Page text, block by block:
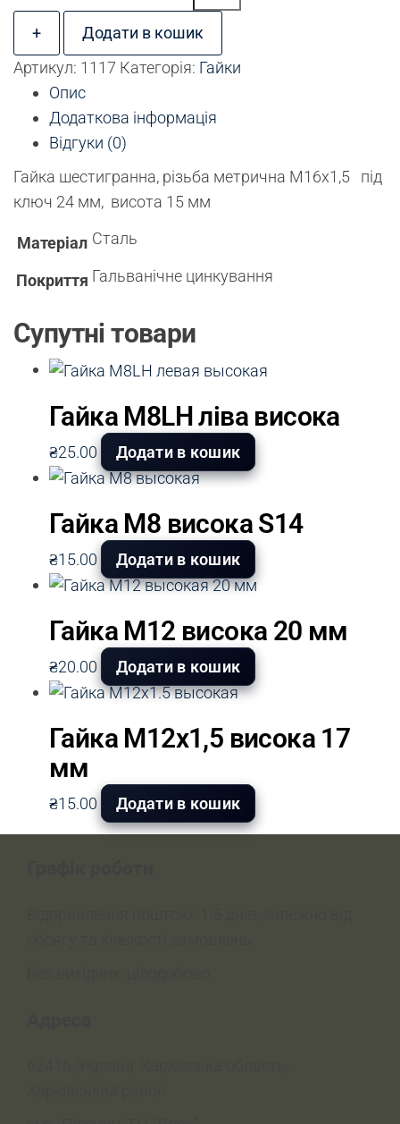
+
Додати в кошик
Артикул: 1117 Категорія: Гайки
Опис
Додаткова інформація
Відгуки (0)
Гайка шестигранна, різьба метрична М16х1,5 під
ключ 24 мм, висота 15 мм
Матеріал Сталь
Покриття Гальванічне цинкування
Супутні товари
Гайка М8LH ліва висока
₴25.00 Додати в кошик
Гайка М8 висока S14
₴15.00 Додати в кошик
Гайка М12 висока 20 мм
₴20.00 Додати в кошик
Гайка М12х1,5 висока 17
мм
₴15.00 Додати в кошик